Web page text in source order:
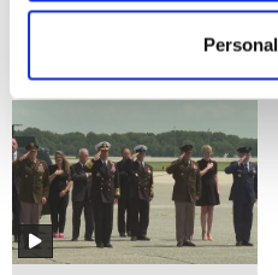
Date: 23/07/2026 13:51